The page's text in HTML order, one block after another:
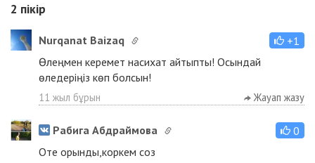
2 пікір
Nurqanat Baizaq
+1
Өлеңмен керемет насихат айтыпты! Осындай
өледеріңіз көп болсын!
11 жыл бұрын Жауап жазу
Рабига Абдраймова
0
Оте орынды,коркем соз